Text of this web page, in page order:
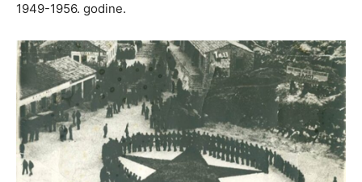
1949-1956. godine.